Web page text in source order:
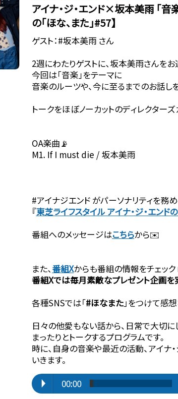
アイナ・ジ・エンド×坂本美雨 「音
の「ほな、また」#57】
ゲスト：#坂本美雨 さん
2週にわたりゲストに、坂本美雨さんをお
今回は「音楽」をテーマに
音楽のルーツや、今に至るまでのお話し
トークをほぼノーカットのディレクター
OA楽曲📡
M1. If I must die / 坂本美雨
#アイナジエンド がパーソナリティを務
『⁠⁠⁠⁠⁠⁠⁠⁠⁠⁠東芝ライフスタイル アイナ・ジ・エンドの
番組へのメッセージは⁠⁠⁠⁠⁠⁠⁠⁠⁠⁠こちら⁠⁠⁠⁠⁠⁠⁠⁠⁠⁠から✉️
また、⁠⁠⁠⁠⁠⁠⁠⁠⁠⁠番組Xからも番組の情報をチェック
番組Xでは毎月素敵なプレゼント企画を
各種SNSでは「#ほなまた」をつけて感
日々の他愛もない話から、日常で大切に
まったりとトークするプログラムです。
時に、自身の音楽や最近の活動、アイナ
いきます。
00:00